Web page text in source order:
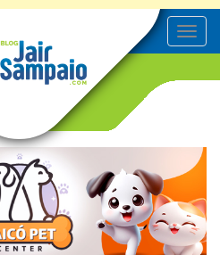
T
o
v
g
t
i
o
n